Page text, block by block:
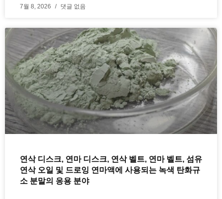
7월 8, 2026 댓글 없음
연삭 디스크, 연마 디스크, 연삭 벨트, 연마 벨트, 섬유
연삭 오일 및 드로잉 연마액에 사용되는 녹색 탄화규
소 분말의 응용 분야